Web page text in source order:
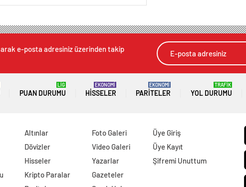
e-posta adresiniz üzerinden takip
PUAN DURUMU
LİG
HISSELER
EKONOMİ
PARITELER
EKONOMİ
YOL DURUMU
TRAFİK
Altınlar
Dövizler
Hisseler
Kripto Paralar
Foto Galeri
Video Galeri
Yazarlar
Gazeteler
Üye Giriş
Üye Kayıt
Şifremi Unuttum